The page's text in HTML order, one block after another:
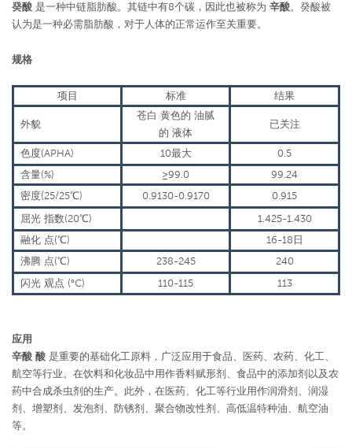
癸酸 是一种中链脂肪酸。其链中有8个碳，因此也被称为 辛酸。癸酸被
认为是一种必需脂肪酸，对于人体的正常运作至关重要。
规格
项目 标准 结果
外貌
苍白 黄色的 油腻
的 液体
已关注
色度(APHA) 10最大
0.5
含量(%)
≥99.0
99.24
密度(25/25℃)
0.9130-0.9170
0.915
屈光 指数(20℃)
1.425-1.430
融化 点(℃)
16-18日
沸腾 点(℃) 238-245
240
闪光 观点 (°C) 110-115 113
应用
辛酸 酸 是重要的基础化工原料，广泛应用于食品、医药、农药、化工、
航空等行业。在饮料和化妆品中用作香料赋形剂、食品中的添加剂以及农
药中合成杀虫剂的生产。此外，在医药、化工等行业用作润滑剂、润湿
剂、增塑剂、发泡剂、防锈剂、聚合物改性剂、高低温特种油、航空油
等。